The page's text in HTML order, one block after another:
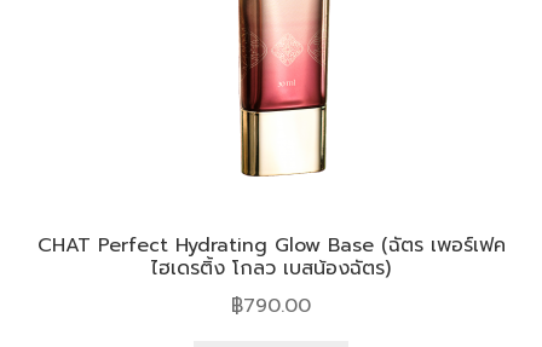
CHAT Perfect Hydrating Glow Base (ฉัตร เพอร์เฟค
ไฮเดรติ้ง โกลว เบสน้องฉัตร)
฿790.00